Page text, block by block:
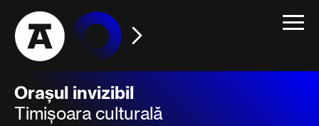
Orașul invizibil
Timișoara culturală